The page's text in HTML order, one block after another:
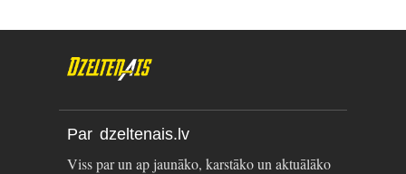
Par dzeltenais.lv
Viss par un ap jaunāko, karstāko un aktuālāko